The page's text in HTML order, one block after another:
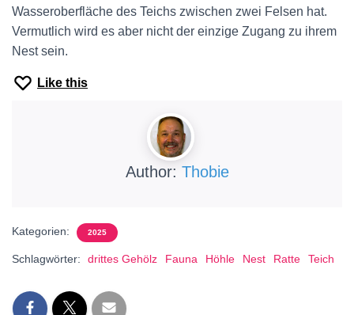
Wasseroberfläche des Teichs zwischen zwei Felsen hat.
Vermutlich wird es aber nicht der einzige Zugang zu ihrem
Nest sein.
Like this
Author: Thobie
Kategorien: 2025
Schlagwörter: drittes Gehölz Fauna Höhle Nest Ratte Teich